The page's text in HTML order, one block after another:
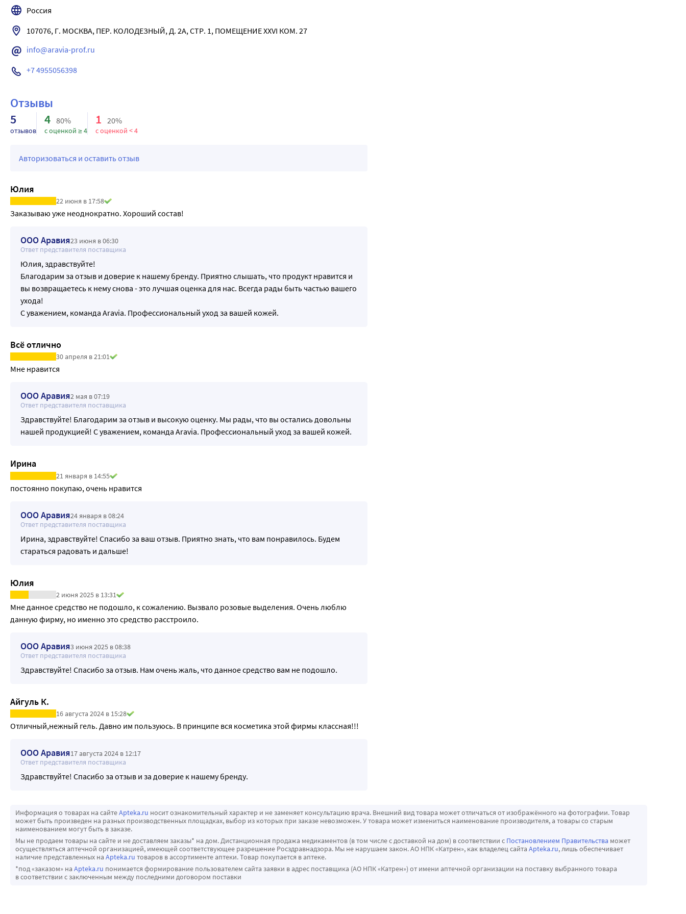
-Аллантоин увлажняет, помогает сохранить уровень влаги, смягчает и успокаивает кожу.
-Витамин Е помогает поддерживать уровень влаги.
-Экстракт солодки и ромашки обладают выраженным смягчающим и успокаивающим действием
• Гипоаллергенно
• Рекомендовано гинекологами
• Одобрено дерматологами
ДЕЙСТВИЕ:
• Бережно очищает и защищает кожу
• Увлажняет и смягчает
Специальные особенности: без SLS/SLES, без красителей, без парабенов, гипоаллергенно
Россия
107076, Г. МОСКВА, ПЕР. КОЛОДЕЗНЫЙ, Д. 2А, СТР. 1, ПОМЕЩЕНИЕ XXVI КОМ. 27
info@aravia-prof.ru
+7 4955056398
Отзывы
5
отзывов
4 80%
с оценкой ≥ 4
1 20%
с оценкой < 4
Авторизоваться и оставить отзыв
Юлия
22 июня в 17:58
Заказываю уже неоднократно. Хороший состав!
ООО Аравия23 июня в 06:30
Ответ представителя поставщика
Юлия, здравствуйте!
Благодарим за отзыв и доверие к нашему бренду. Приятно слышать, что продукт нравится и
вы возвращаетесь к нему снова - это лучшая оценка для нас. Всегда рады быть частью вашего
ухода!
С уважением, команда Aravia. Профессиональный уход за вашей кожей.
Всё отлично
30 апреля в 21:01
Мне нравится
ООО Аравия2 мая в 07:19
Ответ представителя поставщика
Здравствуйте! Благодарим за отзыв и высокую оценку. Мы рады, что вы остались довольны
нашей продукцией! С уважением, команда Aravia. Профессиональный уход за вашей кожей.
Ирина
21 января в 14:55
постоянно покупаю, очень нравится
ООО Аравия24 января в 08:24
Ответ представителя поставщика
Ирина, здравствуйте! Спасибо за ваш отзыв. Приятно знать, что вам понравилось. Будем
стараться радовать и дальше!
Юлия
2 июня 2025 в 13:31
Мне данное средство не подошло, к сожалению. Вызвало розовые выделения. Очень люблю
данную фирму, но именно это средство расстроило.
ООО Аравия3 июня 2025 в 08:38
Ответ представителя поставщика
Здравствуйте! Спасибо за отзыв. Нам очень жаль, что данное средство вам не подошло.
Айгуль К.
16 августа 2024 в 15:28
Отличный,нежный гель. Давно им пользуюсь. В принципе вся косметика этой фирмы классная!!!
ООО Аравия17 августа 2024 в 12:17
Ответ представителя поставщика
Здравствуйте! Спасибо за отзыв и за доверие к нашему бренду.
Информация о товарах на сайтеApteka.ru носит ознакомительный характер и не заменяет консультацию врача. Внешний вид товара может отличаться от изображённого на фотографии. Товар
может быть произведен на разных производственных площадках, выбор из которых при заказе невозможен. У товара может измениться наименование производителя, а товары со старым
наименованием могут быть в заказе.
Мы не продаем товары на сайте и не доставляем заказы* на дом. Дистанционная продажа медикаментов (в том числе с доставкой на дом) в соответствии с Постановлением Правительства может
осуществляться аптечной организацией, имеющей соответствующее разрешение Росздравнадзора. Мы не нарушаем закон. АО НПК «Катрен», как владелец сайта Apteka.ru, лишь обеспечивает
наличие представленных на Apteka.ru товаров в ассортименте аптеки. Товар покупается в аптеке.
*под «заказом» на Apteka.ru понимается формирование пользователем сайта заявки в адрес поставщика (АО НПК «Катрен») от имени аптечной организации на поставку выбранного товара
в соответствии с заключенным между последними договором поставки